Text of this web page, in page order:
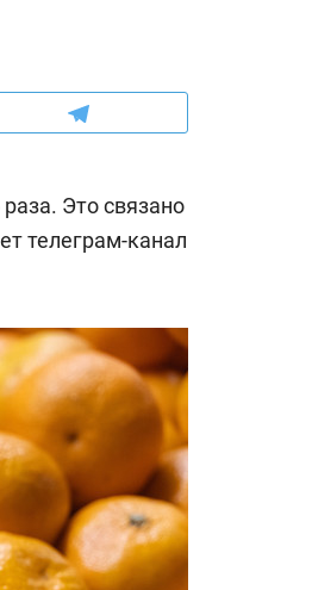
Это связано
телеграм-канал
Рекомендуем
Опыт выживания в дикой
природе, работа
с ментальным и физическим
состоянием как основа
антихрупких команд